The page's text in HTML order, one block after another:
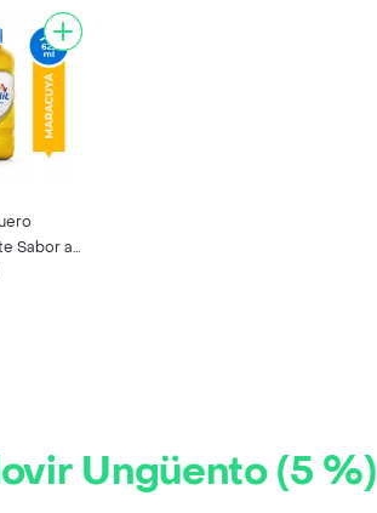
Sabor a
Ungüento (5 %)